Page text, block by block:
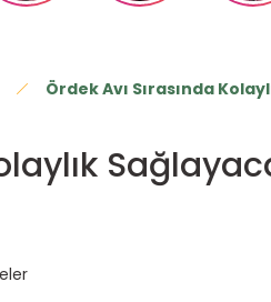
Ördek Avı Sırasında